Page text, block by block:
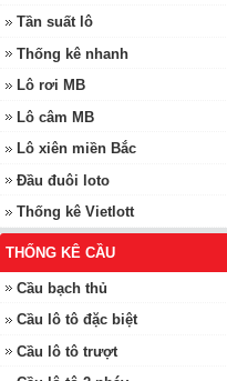
Tần suất lô
Thống kê nhanh
Lô rơi MB
Lô câm MB
Lô xiên miền Bắc
Đầu đuôi loto
Thống kê Vietlott
THỐNG KÊ CẦU
Cầu bạch thủ
Cầu lô tô đặc biệt
Cầu lô tô trượt